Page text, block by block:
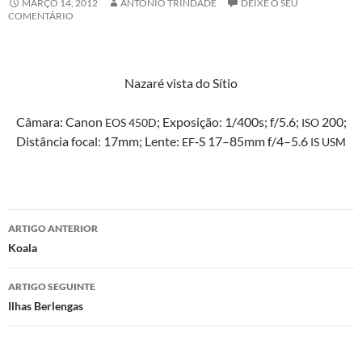
MARÇO 14, 2012 ANTÓNIO TRINDADE
DEIXE O SEU
COMENTÁRIO
Nazaré vista do Sítio
Câmara: Canon EOS 450D; Exposição: 1/400s; f/5.6; ISO200;
Dis­tân­cia focal: 17mm; Lente: EF‑S 17–85mm f/4–5.6 IS USM
Navegação
de
artigos
ARTIGO ANTERIOR
Koala
ARTIGO SEGUINTE
Ilhas Berlengas